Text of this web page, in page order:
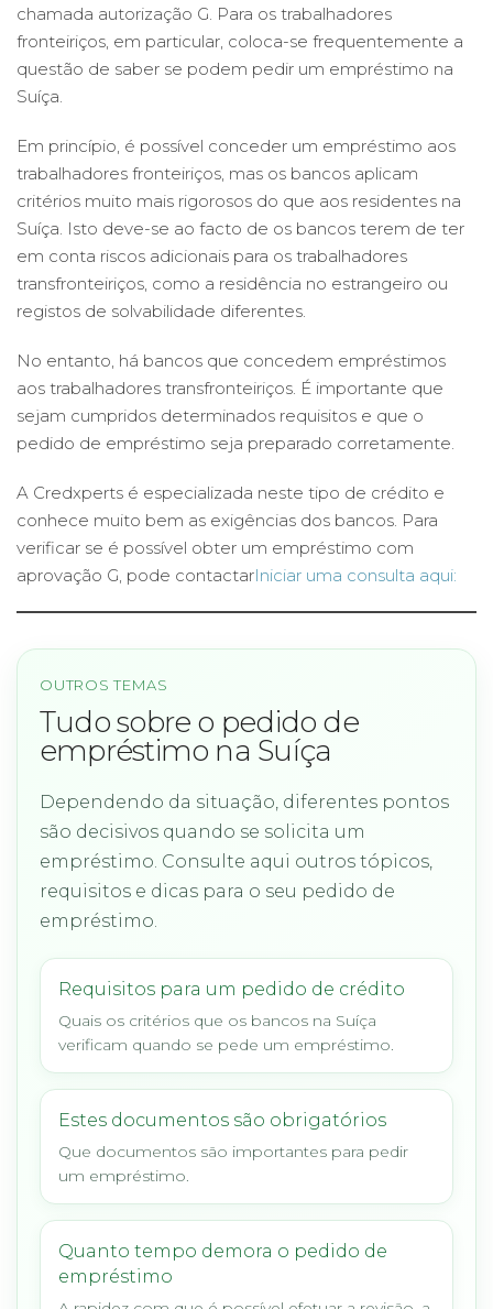
chamada autorização G. Para os trabalhadores
fronteiriços, em particular, coloca-se frequentemente a
questão de saber se podem pedir um empréstimo na
Suíça.
Em princípio, é possível conceder um empréstimo aos
trabalhadores fronteiriços, mas os bancos aplicam
critérios muito mais rigorosos do que aos residentes na
Suíça. Isto deve-se ao facto de os bancos terem de ter
em conta riscos adicionais para os trabalhadores
transfronteiriços, como a residência no estrangeiro ou
registos de solvabilidade diferentes.
No entanto, há bancos que concedem empréstimos
aos trabalhadores transfronteiriços. É importante que
sejam cumpridos determinados requisitos e que o
pedido de empréstimo seja preparado corretamente.
A Credxperts é especializada neste tipo de crédito e
conhece muito bem as exigências dos bancos. Para
verificar se é possível obter um empréstimo com
aprovação G, pode contactarIniciar uma consulta aqui:
OUTROS TEMAS
Tudo sobre o pedido de
empréstimo na Suíça
Dependendo da situação, diferentes pontos
são decisivos quando se solicita um
empréstimo. Consulte aqui outros tópicos,
requisitos e dicas para o seu pedido de
empréstimo.
Requisitos para um pedido de crédito
Quais os critérios que os bancos na Suíça
verificam quando se pede um empréstimo.
Estes documentos são obrigatórios
Que documentos são importantes para pedir
um empréstimo.
Quanto tempo demora o pedido de
empréstimo